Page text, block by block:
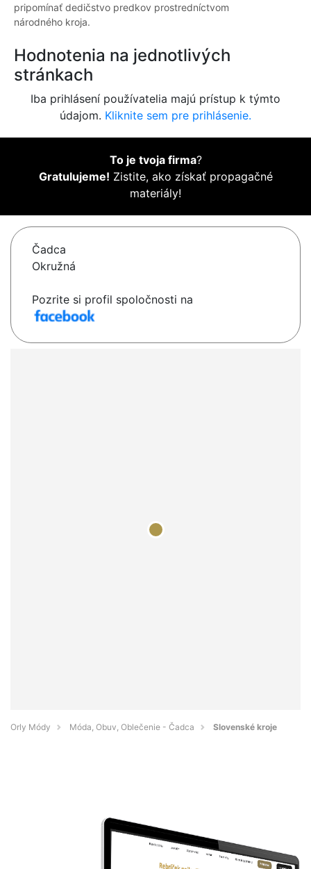
pripomínať dedičstvo predkov prostredníctvom
národného kroja.
Hodnotenia na jednotlivých
stránkach
Iba prihlásení používatelia majú prístup k týmto
údajom. Kliknite sem pre prihlásenie.
To je tvoja firma?
Gratulujeme! Zistite, ako získať propagačné
materiály!
Čadca
Okružná
Pozrite si profil spoločnosti na
Orly Módy Móda, Obuv, Oblečenie - Čadca Slovenské kroje